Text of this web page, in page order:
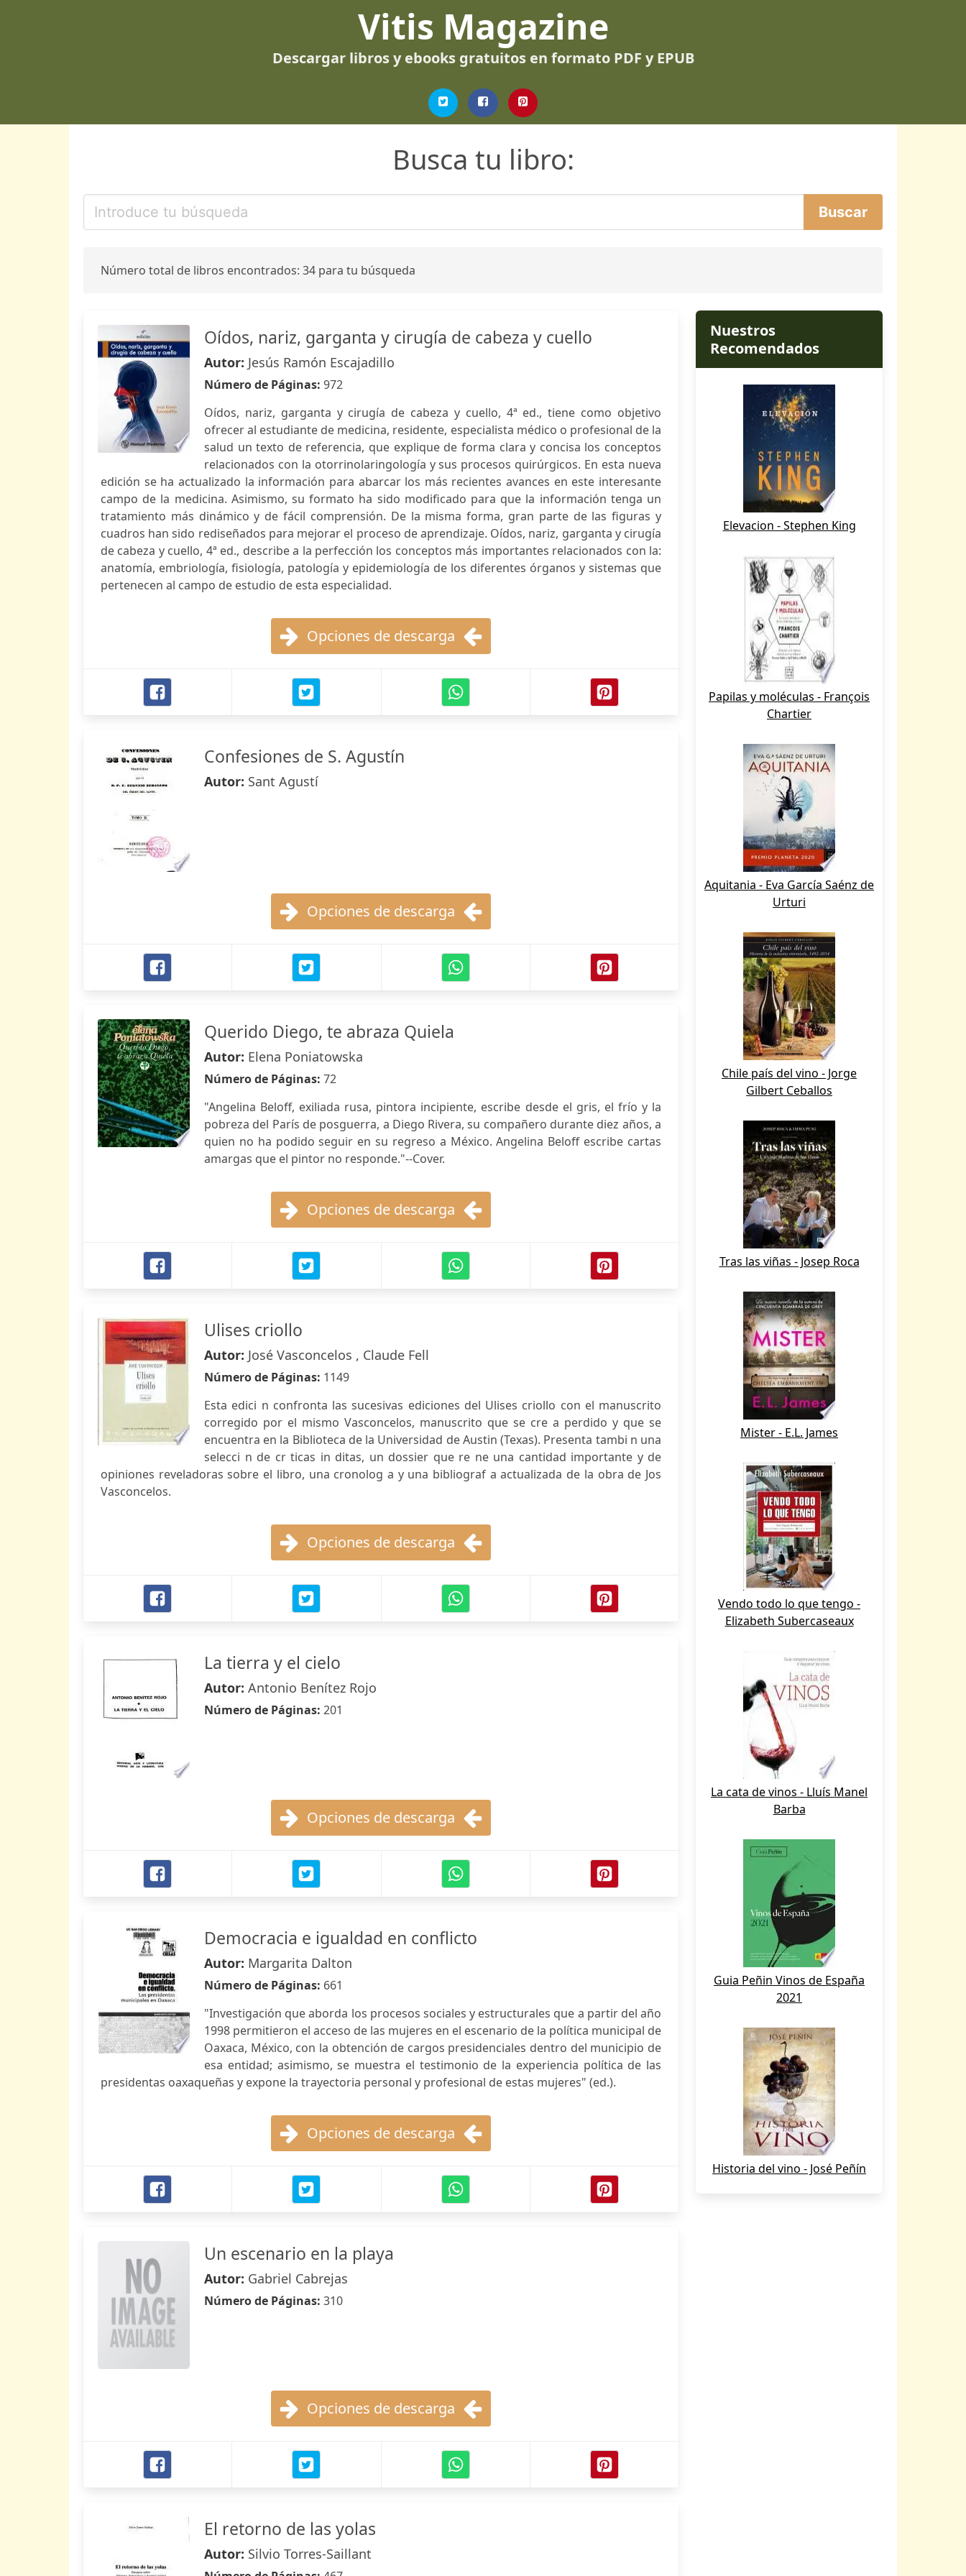
Vitis Magazine
Descargar libros y ebooks gratuitos en formato PDF y EPUB
Busca tu libro:
Número total de libros encontrados: 34 para tu búsqueda
Oídos, nariz, garganta y cirugía de cabeza y cuello
Autor: Jesús Ramón Escajadillo
Número de Páginas: 972
Oídos, nariz, garganta y cirugía de cabeza y cuello, 4ª ed., tiene como objetivo
ofrecer al estudiante de medicina, residente, especialista médico o profesional de la
salud un texto de referencia, que explique de forma clara y concisa los conceptos
relacionados con la otorrinolaringología y sus procesos quirúrgicos. En esta nueva
edición se ha actualizado la información para abarcar los más recientes avances en este interesante
campo de la medicina. Asimismo, su formato ha sido modificado para que la información tenga un
tratamiento más dinámico y de fácil comprensión. De la misma forma, gran parte de las figuras y
cuadros han sido rediseñados para mejorar el proceso de aprendizaje. Oídos, nariz, garganta y cirugía
de cabeza y cuello, 4ª ed., describe a la perfección los conceptos más importantes relacionados con la:
anatomía, embriología, fisiología, patología y epidemiología de los diferentes órganos y sistemas que
pertenecen al campo de estudio de esta especialidad.
Opciones de descarga
Confesiones de S. Agustín
Autor: Sant Agustí
Opciones de descarga
Querido Diego, te abraza Quiela
Autor: Elena Poniatowska
Número de Páginas: 72
"Angelina Beloff, exiliada rusa, pintora incipiente, escribe desde el gris, el frío y la
pobreza del París de posguerra, a Diego Rivera, su compañero durante diez años, a
quien no ha podido seguir en su regreso a México. Angelina Beloff escribe cartas
amargas que el pintor no responde."--Cover.
Opciones de descarga
Ulises criollo
Autor: José Vasconcelos , Claude Fell
Número de Páginas: 1149
Esta edici n confronta las sucesivas ediciones del Ulises criollo con el manuscrito
corregido por el mismo Vasconcelos, manuscrito que se cre a perdido y que se
encuentra en la Biblioteca de la Universidad de Austin (Texas). Presenta tambi n una
selecci n de cr ticas in ditas, un dossier que re ne una cantidad importante y de
opiniones reveladoras sobre el libro, una cronolog a y una bibliograf a actualizada de la obra de Jos
Vasconcelos.
Opciones de descarga
La tierra y el cielo
Autor: Antonio Benítez Rojo
Número de Páginas: 201
Opciones de descarga
Democracia e igualdad en conflicto
Autor: Margarita Dalton
Número de Páginas: 661
"Investigación que aborda los procesos sociales y estructurales que a partir del año
1998 permitieron el acceso de las mujeres en el escenario de la política municipal de
Oaxaca, México, con la obtención de cargos presidenciales dentro del municipio de
esa entidad; asimismo, se muestra el testimonio de la experiencia política de las
presidentas oaxaqueñas y expone la trayectoria personal y profesional de estas mujeres" (ed.).
Opciones de descarga
Un escenario en la playa
Autor: Gabriel Cabrejas
Número de Páginas: 310
Opciones de descarga
El retorno de las yolas
Autor: Silvio Torres-Saillant
Nuestros
Recomendados
Elevacion - Stephen King
Papilas y moléculas - François
Chartier
Aquitania - Eva García Saénz de
Urturi
Chile país del vino - Jorge
Gilbert Ceballos
Tras las viñas - Josep Roca
Mister - E.L. James
Vendo todo lo que tengo -
Elizabeth Subercaseaux
La cata de vinos - Lluís Manel
Barba
Guia Peñin Vinos de España
2021
Historia del vino - José Peñín